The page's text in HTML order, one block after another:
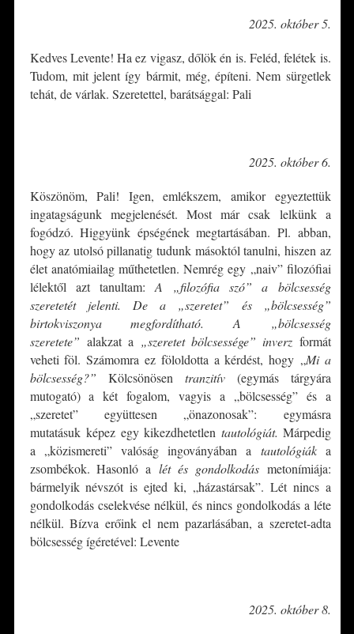
2025. október 5.
Kedves Levente! Ha ez vigasz, dőlök én is. Feléd, felétek is.
Tudom, mit jelent így bármit, még, építeni. Nem sürgetlek
tehát, de várlak. Szeretettel, barátsággal: Pali
2025. október 6.
Köszönöm, Pali! Igen, emlékszem, amikor egyeztettük
ingatagságunk megjelenését. Most már csak lelkünk a
fogódzó. Higgyünk épségének megtartásában. Pl. abban,
hogy az utolsó pillanatig tudunk másoktól tanulni, hiszen az
élet anatómiailag műthetetlen. Nemrég egy „naiv” filozófiai
lélektől azt tanultam:A „filozófia szó” a bölcsesség
szeretetét jelenti. De a „szeretet” és „bölcsesség”
birtokviszonya megfordítható. A „bölcsesség
szeretete” alakzat a „szeretet bölcsessége” inverz formát
veheti föl. Számomra ez föloldotta a kérdést, hogy „Mi a
bölcsesség?” Kölcsönösen tranzitív (egymás tárgyára
mutogató) a két fogalom, vagyis a „bölcsesség” és a
„szeretet” együttesen „önazonosak”: egymásra
mutatásuk képez egy kikezdhetetlen tautológiát. Márpedig
a „közismereti” valóság ingoványában a tautológiáka
zsombékok. Hasonló alét és gondolkodás metonímiája:
bármelyik névszót is ejted ki, „házastársak”. Lét nincs a
gondolkodás cselekvése nélkül, és nincs gondolkodás a léte
nélkül. Bízva erőink el nem pazarlásában, a szeretet-adta
bölcsesség ígéretével: Levente
2025. október 8.